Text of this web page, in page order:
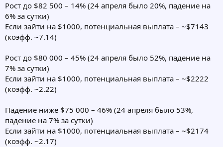
Рост до $82 500 – 14% (24 апреля было 20%, падение на
6% за сутки)
Если зайти на $1000, потенциальная выплата – ~$7143
(коэфф. ~7.14)
Рост до $80 000 – 45% (24 апреля было 52%, падение на
7% за сутки)
Если зайти на $1000, потенциальная выплата – ~$2222
(коэфф. ~2.22)
Падение ниже $75 000 – 46% (24 апреля было 53%,
падение на 7% за сутки)
Если зайти на $1000, потенциальная выплата – ~$2174
(коэфф. ~2.17)